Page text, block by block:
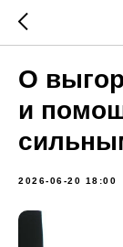
О
и
2026-06-20 18:00